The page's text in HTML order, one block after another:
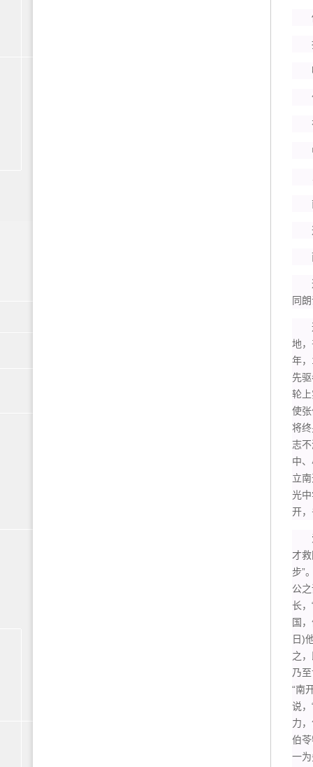
你
抹
哼
什
有
中
南
这
而
这
同
这
地
年
先
轮
使
将
志
中
立
光
开，
爱
才
步”
公
长
国
日)
之
乃
“南
说
力
伯
一